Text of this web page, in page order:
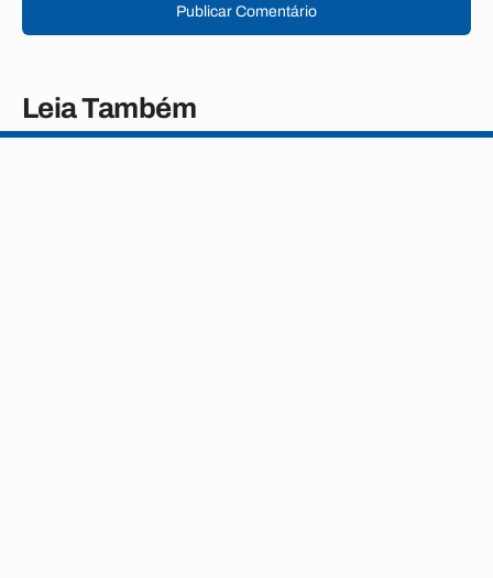
Publicar Comentário
Leia Também